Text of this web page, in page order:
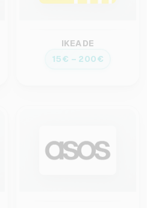
IKEA DE
15€ – 200€